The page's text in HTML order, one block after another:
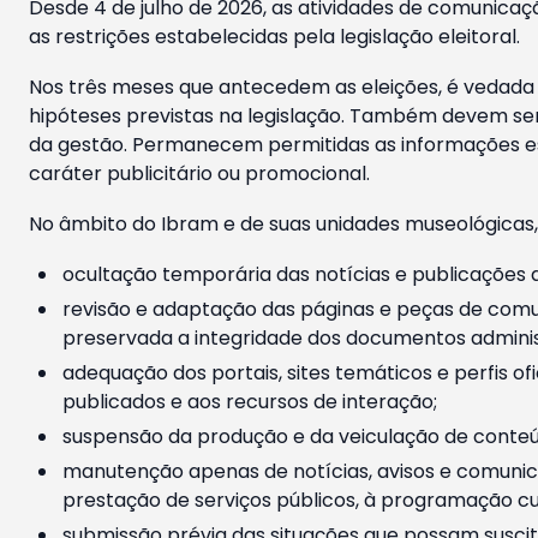
Desde 4 de julho de 2026, as atividades de
as restrições estabelecidas pela legislação eleitoral.
Nos três meses que antecedem as eleições, é
hipóteses previstas na legislação. Também devem
da gestão. Permanecem permitidas as informações
caráter publicitário ou promocional.
No âmbito do Ibram e de suas unidades
ocultação temporária das notícias e publicações
revisão e adaptação das páginas e peças de
preservada a integridade dos documentos
adequação dos portais, sites temáticos e perfis
publicados e aos recursos de interação;
suspensão da produção e da veiculação de
manutenção apenas de notícias, avisos e
prestação de serviços públicos, à programação